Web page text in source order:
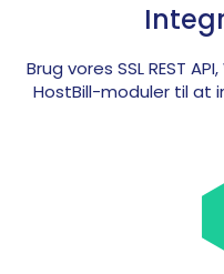
Brug vores SSL REST
HostBill-moduler til at